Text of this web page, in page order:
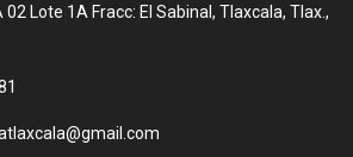
Lote 1A Fracc: El Sabinal, Tlaxcala, Tlax.,